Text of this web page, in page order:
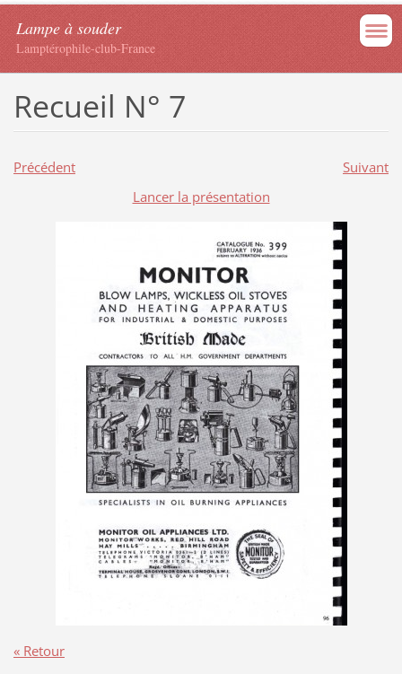
Lampe à souder
Lamptérophile-club-France
Recueil N° 7
Précédent
Suivant
Lancer la présentation
« Retour